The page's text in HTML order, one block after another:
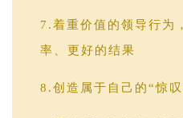
7.着重价值的领导行为
率、更好的结果
8.创造属于自己的“惊